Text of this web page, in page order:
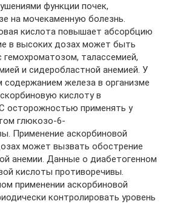
функции почек,
на мочекаменную болезнь.
кислота повышает абсорбцию
в высоких дозах может быть
гемохроматозом, талассемией,
и сидеробластной анемией. У
железа в организме
кислоту в
осторожностью применять у
глюкозо-6-
Применение аскорбиновой
может вызвать обострение
анемии. Данные о диабетогенном
кислоты противоречивы.
применении аскорбиновой
контролировать уровень